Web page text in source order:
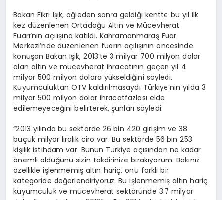
Bakan Fikri Işık, öğleden sonra geldiği kentte bu yıl ilk
kez düzenlenen Ortadoğu Altın ve Mücevherat
Fuarı’nın açılışına katıldı. Kahramanmaraş Fuar
Merkezi’nde düzenlenen fuarın açılışının öncesinde
konuşan Bakan Işık, 2013’te 3 milyar 700 milyon dolar
olan altın ve mücevherat ihracatının geçen yıl 4
milyar 500 milyon dolara yükseldiğini söyledi.
Kuyumculuktan ÖTV kaldırılmasaydı Türkiye’nin yılda 3
milyar 500 milyon dolar ihracatfazlası elde
edilemeyeceğini belirterek, şunları söyledi:
“2013 yılında bu sektörde 26 bin 420 girişim ve 38
buçuk milyar liralık ciro var. Bu sektörde 56 bin 253
kişilik istihdam var. Bunun Türkiye açısından ne kadar
önemli olduğunu sizin takdirinize bırakıyorum. Bakınız
özellikle işlenmemiş altın hariç, onu farklı bir
kategoride değerlendiriyoruz. Bu işlenmemiş altın hariç
kuyumculuk ve mücevherat sektöründe 3.7 milyar